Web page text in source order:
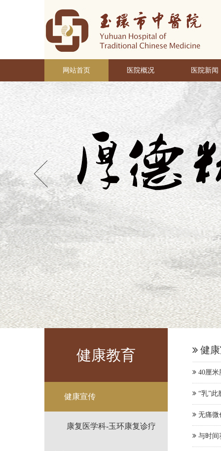
网站首页 医院概况 医院新闻
健康教育
健康宣传
康复医学科-玉环康复诊疗
健
40厘
“乳”此
无痛微
与时间